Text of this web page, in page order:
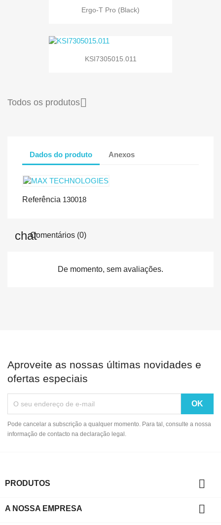
Ergo-T Pro (black)
KSI7305015.011
Todos os produtos
Dados do produto Anexos
Referência 130018
Comentários (0)
De momento, sem avaliações.
Aproveite as nossas últimas novidades e
ofertas especiais
Pode cancelar a subscrição a qualquer momento. Para tal, consulte a nossa
informação de contacto na declaração legal.
PRODUTOS 
A NOSSA EMPRESA 